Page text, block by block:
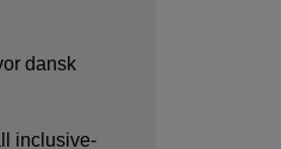
dansk
inclusive-